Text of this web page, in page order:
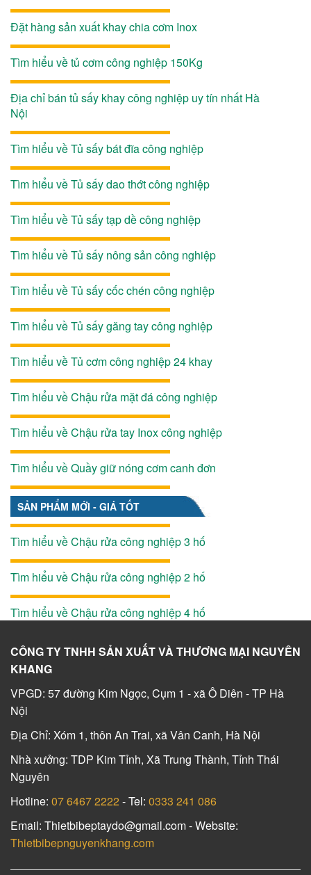
Đặt hàng sản xuất khay chia cơm Inox
Tìm hiểu về tủ cơm công nghiệp 150Kg
Địa chỉ bán tủ sấy khay công nghiệp uy tín nhất Hà
Nội
Tìm hiểu về Tủ sấy bát đĩa công nghiệp
Tìm hiểu về Tủ sấy dao thớt công nghiệp
Tìm hiểu về Tủ sấy tạp dề công nghiệp
Tìm hiểu về Tủ sấy nông sản công nghiệp
Tìm hiểu về Tủ sấy cốc chén công nghiệp
Tìm hiểu về Tủ sấy găng tay công nghiệp
Tìm hiểu về Tủ cơm công nghiệp 24 khay
Tìm hiểu về Chậu rửa mặt đá công nghiệp
Tìm hiểu về Chậu rửa tay Inox công nghiệp
Tìm hiểu về Quầy giữ nóng cơm canh đơn
SẢN PHẨM MỚI - GIÁ TỐT
Tìm hiểu về Chậu rửa công nghiệp 3 hố
Tìm hiểu về Chậu rửa công nghiệp 2 hố
Tìm hiểu về Chậu rửa công nghiệp 4 hố
CÔNG TY TNHH SẢN XUẤT VÀ THƯƠNG MẠI NGUYÊN
KHANG
VPGD: 57 đường Kim Ngọc, Cụm 1 - xã Ô Diên - TP Hà
Nội
Địa Chỉ: Xóm 1, thôn An Trai, xã Vân Canh, Hà Nội
Nhà xưởng: TDP Kim Tỉnh, Xã Trung Thành, Tỉnh Thái
Nguyên
Hotline: 07 6467 2222 - Tel: 0333 241 086
Email: Thietbibeptaydo@gmail.com - Website:
Thietbibepnguyenkhang.com